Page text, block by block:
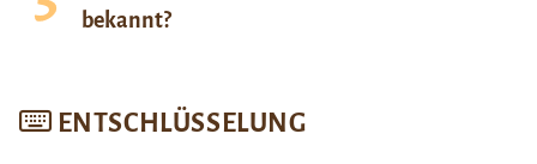
bekannt?
ENTSCHLÜSSELUNG